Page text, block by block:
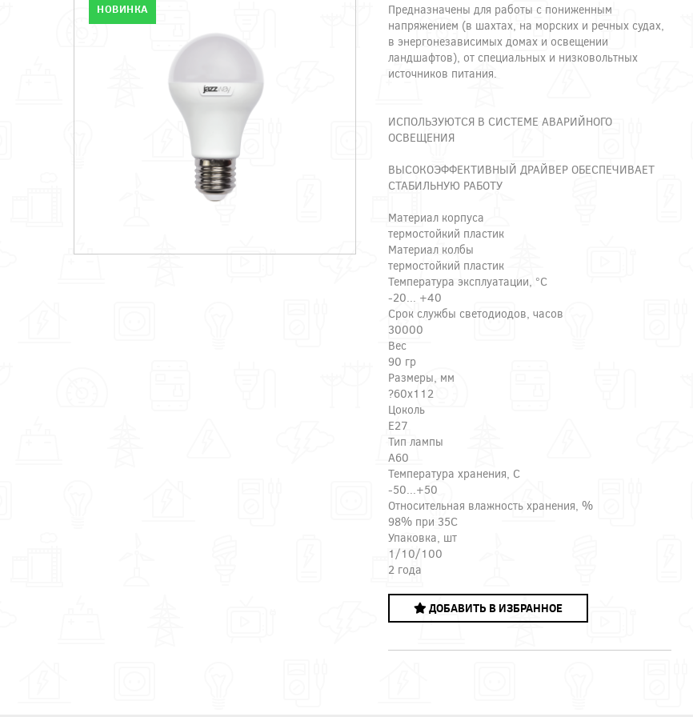
НОВИНКА
Предназначены для работы с пониженным
напряжением (в шахтах, на морских и речных судах,
в энергонезависимых домах и освещении
ландшафтов), от специальных и низковольтных
источников питания.
ИСПОЛЬЗУЮТСЯ В СИСТЕМЕ АВАРИЙНОГО
ОСВЕЩЕНИЯ
ВЫСОКОЭФФЕКТИВНЫЙ ДРАЙВЕР ОБЕСПЕЧИВАЕТ
СТАБИЛЬНУЮ РАБОТУ
Материал корпуса
термостойкий пластик
Материал колбы
термостойкий пластик
Температура эксплуатации, °С
-20... +40
Срок службы светодиодов, часов
30000
Вес
90 гр
Размеры, мм
?60x112
Цоколь
E27
Тип лампы
A60
Температура хранения, C
-50...+50
Относительная влажность хранения, %
98% при 35С
Упаковка, шт
1/10/100
2 года
ДОБАВИТЬ В ИЗБРАННОЕ